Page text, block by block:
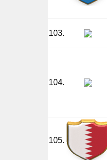
103.
104.
105.